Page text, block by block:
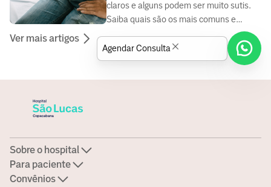
claros e alguns podem ser muito sutis.
Saiba quais são os mais comuns e
Ver mais artigos
Sobre o hospital
Para paciente
Convênios
Agendar Consulta